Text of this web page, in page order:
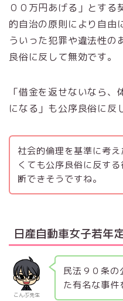
００万円あげる」とする
的自治の原則により自由
ういった犯罪や違法性の
良俗に反して無効です。
「借金を返せないなら
になる」も公序良俗に反
社会的倫理を基準に考
くても公序良俗に反す
断できそうですね。
日産自動車女子若年
こんぶ先生
民法９０条の
た有名な事件